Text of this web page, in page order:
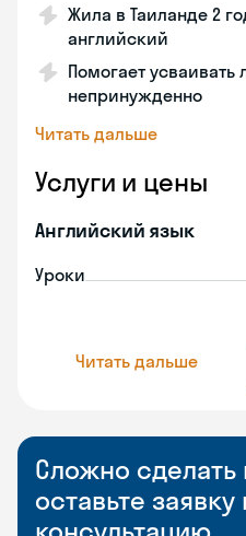
Жила в Таиланде 2
английский
Помогает усваивать
непринужденно
Читать дальше
Услуги и цены
Английский язык
Уроки
Читать дальше
Сложно
оставьте